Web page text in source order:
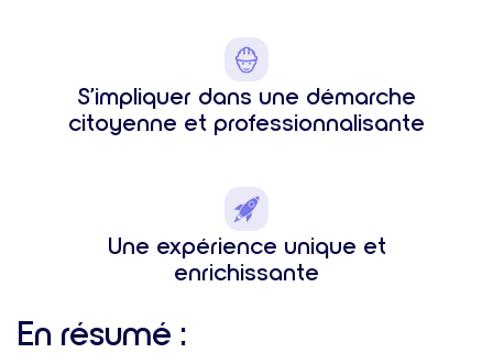
S’impliquer dans une démarche
citoyenne et professionnalisante
Une expérience unique et
enrichissante
En résumé :